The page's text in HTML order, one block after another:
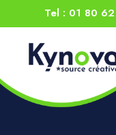
Tel : 01 80